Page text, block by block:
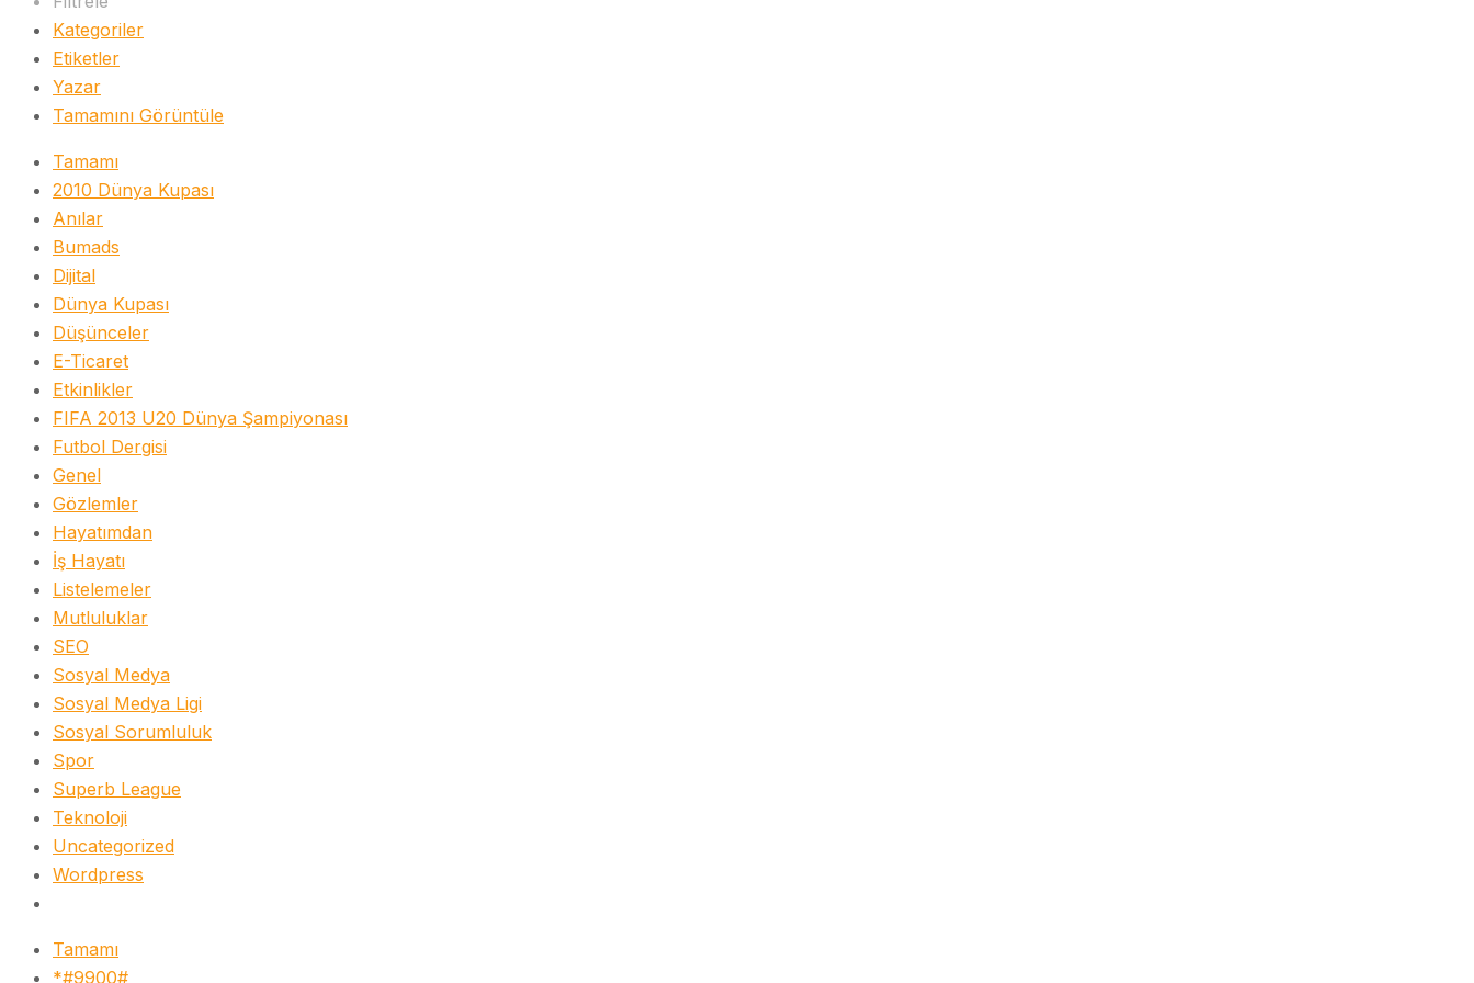
Kategoriler
Etiketler
Yazar
Tamamını Görüntüle
Tamamı
2010 Dünya Kupası
Anılar
Bumads
Dijital
Dünya Kupası
Düşünceler
E-Ticaret
Etkinlikler
FIFA 2013 U20 Dünya Şampiyonası
Futbol Dergisi
Genel
Gözlemler
Hayatımdan
İş Hayatı
Listelemeler
Mutluluklar
SEO
Sosyal Medya
Sosyal Medya Ligi
Sosyal Sorumluluk
Spor
Superb League
Teknoloji
Uncategorized
Wordpress
Tamamı
*#9900#